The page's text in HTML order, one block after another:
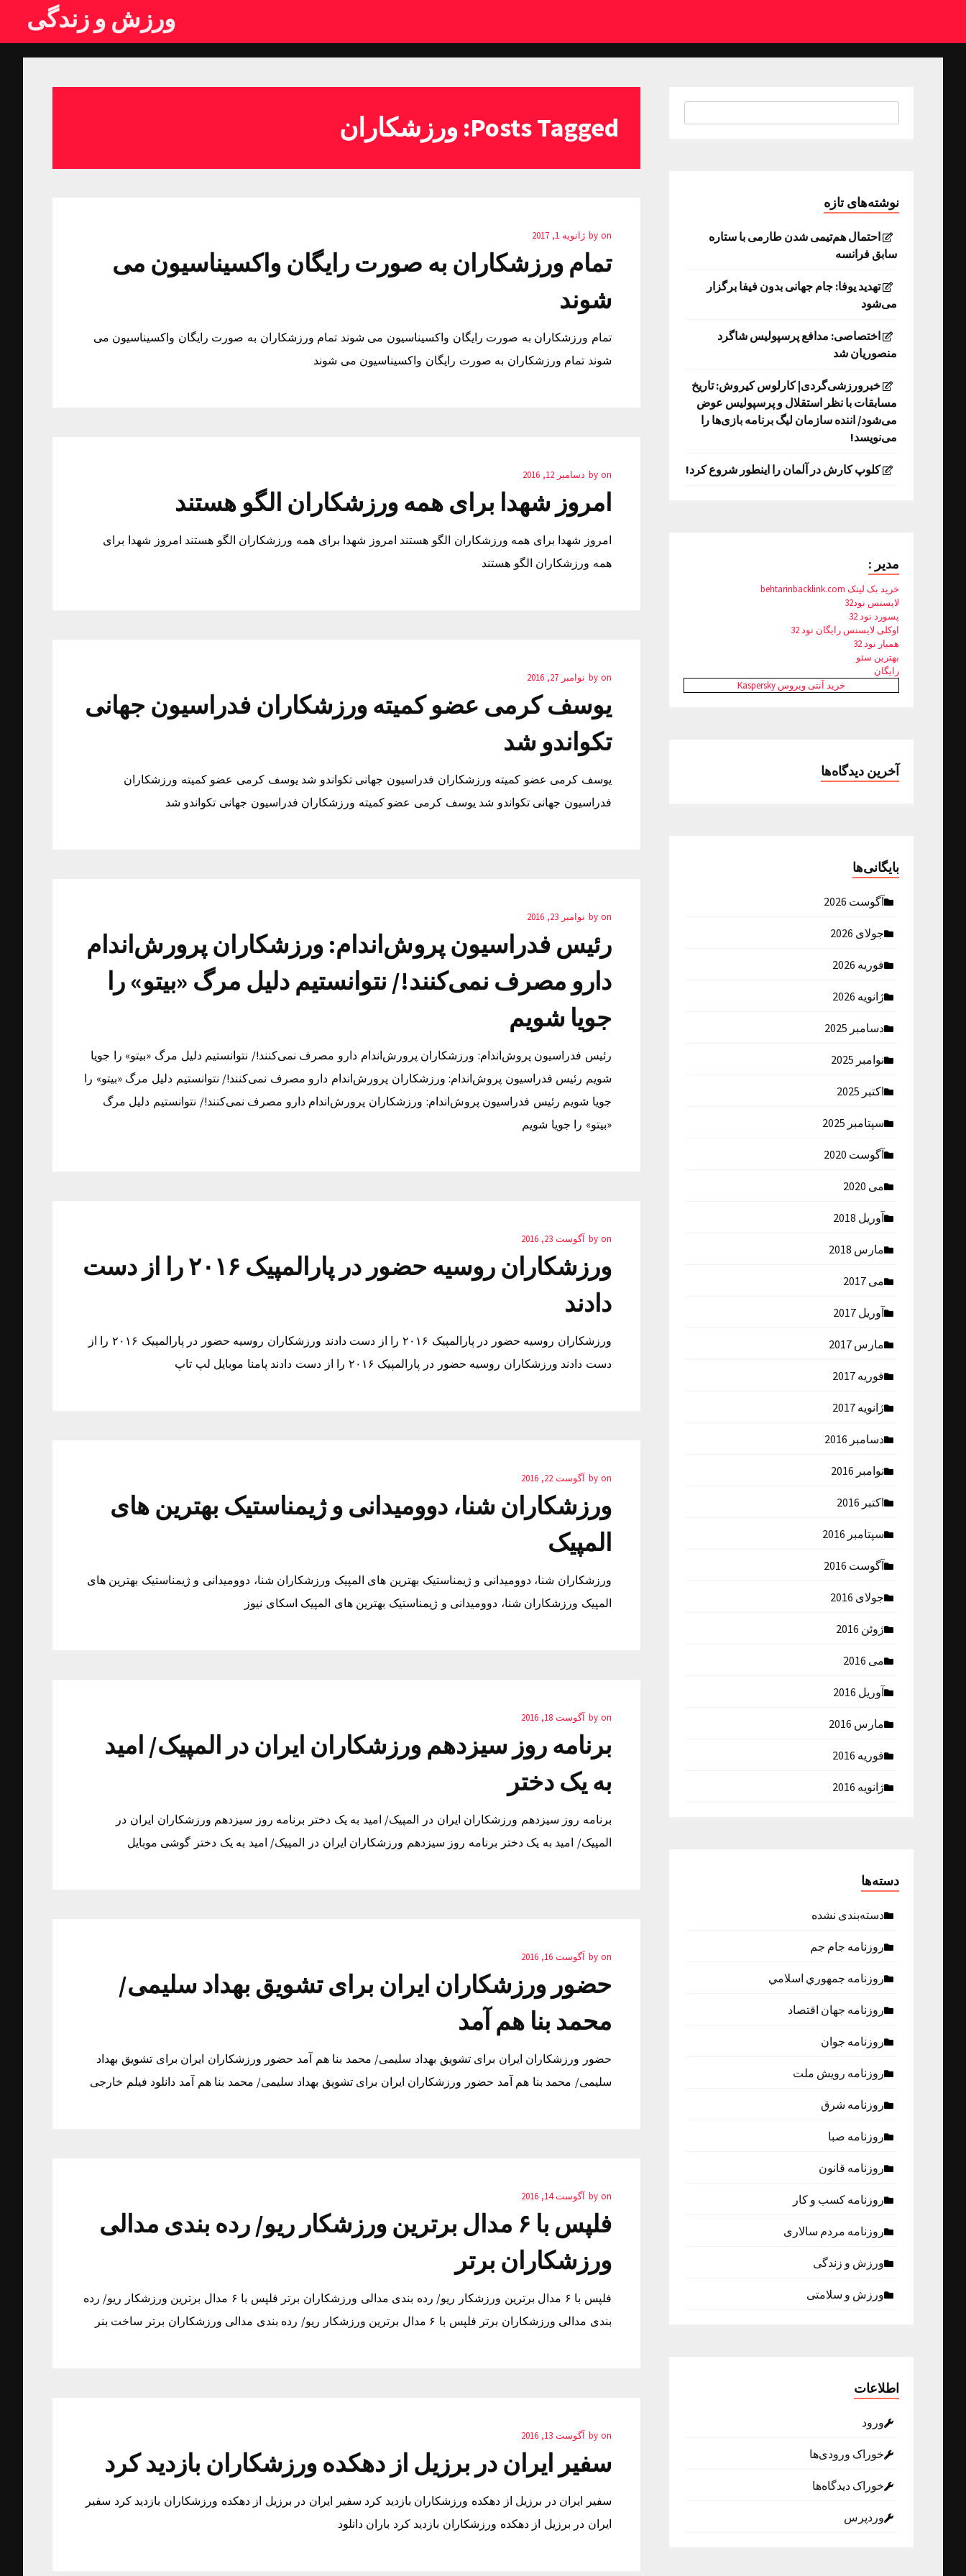
ورزش و زندگی
Posts Tagged: ورزشکاران
by on ژانویه 1, 2017
تمام ورزشکاران به صورت رایگان واکسیناسیون می
شوند
تمام ورزشکاران به صورت رایگان واکسیناسیون می شوند تمام ورزشکاران به صورت رایگان واکسیناسیون می
شوند تمام ورزشکاران به صورت رایگان واکسیناسیون می شوند
by on دسامبر 12, 2016
امروز شهدا برای همه ورزشکاران الگو هستند
امروز شهدا برای همه ورزشکاران الگو هستند امروز شهدا برای همه ورزشکاران الگو هستند امروز شهدا برای
همه ورزشکاران الگو هستند
by on نوامبر 27, 2016
یوسف کرمی عضو کمیته ورزشکاران فدراسیون جهانی
تکواندو شد
یوسف کرمی عضو کمیته ورزشکاران فدراسیون جهانی تکواندو شد یوسف کرمی عضو کمیته ورزشکاران
فدراسیون جهانی تکواندو شد یوسف کرمی عضو کمیته ورزشکاران فدراسیون جهانی تکواندو شد
by on نوامبر 23, 2016
رئیس فدراسیون پروش‌اندام: ورزشکاران پرورش‌اندام
دارو مصرف نمی‌کنند!/ نتوانستیم دلیل مرگ «بیتو» را
جویا شویم
رئیس فدراسیون پروش‌اندام: ورزشکاران پرورش‌اندام دارو مصرف نمی‌کنند!/ نتوانستیم دلیل مرگ «بیتو» را جویا
شویم رئیس فدراسیون پروش‌اندام: ورزشکاران پرورش‌اندام دارو مصرف نمی‌کنند!/ نتوانستیم دلیل مرگ «بیتو» را
جویا شویم رئیس فدراسیون پروش‌اندام: ورزشکاران پرورش‌اندام دارو مصرف نمی‌کنند!/ نتوانستیم دلیل مرگ
«بیتو» را جویا شویم
by on آگوست 23, 2016
ورزشکاران روسیه حضور در پارالمپیک ۲۰۱۶ را از دست
دادند
ورزشکاران روسیه حضور در پارالمپیک ۲۰۱۶ را از دست دادند ورزشکاران روسیه حضور در پارالمپیک ۲۰۱۶ را از
دست دادند ورزشکاران روسیه حضور در پارالمپیک ۲۰۱۶ را از دست دادند پامنا موبایل لپ تاپ
by on آگوست 22, 2016
ورزشکاران شنا، دوومیدانی و ژیمناستیک بهترین های
المپیک
ورزشکاران شنا، دوومیدانی و ژیمناستیک بهترین های المپیک ورزشکاران شنا، دوومیدانی و ژیمناستیک بهترین های
المپیک ورزشکاران شنا، دوومیدانی و ژیمناستیک بهترین های المپیک اسکای نیوز
by on آگوست 18, 2016
برنامه روز سیزدهم ورزشکاران ایران در المپیک/ امید
به یک دختر
برنامه روز سیزدهم ورزشکاران ایران در المپیک/ امید به یک دختر برنامه روز سیزدهم ورزشکاران ایران در
المپیک/ امید به یک دختر برنامه روز سیزدهم ورزشکاران ایران در المپیک/ امید به یک دختر گوشی موبایل
by on آگوست 16, 2016
حضور ورزشکاران ایران برای تشویق بهداد سلیمی/
محمد بنا هم آمد
حضور ورزشکاران ایران برای تشویق بهداد سلیمی/ محمد بنا هم آمد حضور ورزشکاران ایران برای تشویق بهداد
سلیمی/ محمد بنا هم آمد حضور ورزشکاران ایران برای تشویق بهداد سلیمی/ محمد بنا هم آمد دانلود فیلم خارجی
by on آگوست 14, 2016
فلپس با ۶ مدال برترین ورزشکار ریو/ رده بندی مدالی
ورزشکاران برتر
فلپس با ۶ مدال برترین ورزشکار ریو/ رده بندی مدالی ورزشکاران برتر فلپس با ۶ مدال برترین ورزشکار ریو/ رده
بندی مدالی ورزشکاران برتر فلپس با ۶ مدال برترین ورزشکار ریو/ رده بندی مدالی ورزشکاران برتر ساخت بنر
by on آگوست 13, 2016
سفیر ایران در برزیل از دهکده ورزشکاران بازدید کرد
سفیر ایران در برزیل از دهکده ورزشکاران بازدید کرد سفیر ایران در برزیل از دهکده ورزشکاران بازدید کرد سفیر
ایران در برزیل از دهکده ورزشکاران بازدید کرد باران دانلود
نوشته‌های تازه
احتمال هم‌تیمی شدن طارمی با ستاره
سابق فرانسه
تهدید یوفا: جام جهانی بدون فیفا برگزار
می‌شود
اختصاصی: مدافع پرسپولیس شاگرد
منصوریان شد
خبرورزشی‌گردی| کارلوس کیروش: تاریخ
مسابقات با نظر استقلال و پرسپولیس عوض
می‌شود/ اننده سازمان لیگ برنامه بازی‌ها را
می‌نویسد!
کلوپ کارش در آلمان را اینطور شروع کرد!
مدیر :
خرید بک لینک behtarinbacklink.com
لایسنس نود32
پسورد نود 32
اوکلی لایسنس رایگان نود 32
همیار نود 32
بهترین سئو
رایگان
خرید آنتی ویروس Kaspersky
آخرین دیدگاه‌ها
بایگانی‌ها
آگوست 2026
جولای 2026
فوریه 2026
ژانویه 2026
دسامبر 2025
نوامبر 2025
اکتبر 2025
سپتامبر 2025
آگوست 2020
می 2020
آوریل 2018
مارس 2018
می 2017
آوریل 2017
مارس 2017
فوریه 2017
ژانویه 2017
دسامبر 2016
نوامبر 2016
اکتبر 2016
سپتامبر 2016
آگوست 2016
جولای 2016
ژوئن 2016
می 2016
آوریل 2016
مارس 2016
فوریه 2016
ژانویه 2016
دسته‌ها
دسته‌بندی نشده
روزنامه جام جم
روزنامه جمهوري اسلامي
روزنامه جهان اقتصاد
روزنامه جوان
روزنامه رویش ملت
روزنامه شرق
روزنامه صبا
روزنامه قانون
روزنامه كسب و كار
روزنامه مردم سالاری
ورزش و زندگی
ورزش و سلامتی
اطلاعات
ورود
خوراک ورودی‌ها
خوراک دیدگاه‌ها
وردپرس